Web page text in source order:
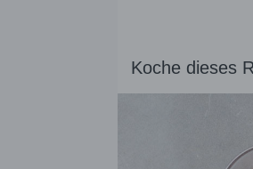
Koche dieses